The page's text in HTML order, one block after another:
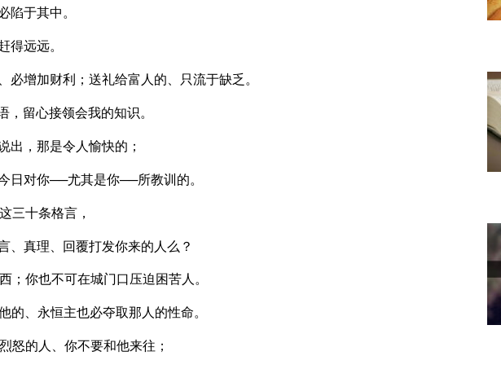
于其中。
远远。
增加财利；送礼给富人的、只流于缺乏。
留心接领会我的知识。
出，那是令人愉快的；
日对你──尤其是你──所教训的。
三十条格言，
、真理、回覆打发你来的人么？
你也不可在城门口压迫困苦人。
、永恒主也必夺取那人的性命。
怒的人、你不要和他来往；